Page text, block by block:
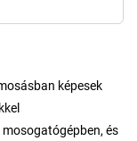
képesek
és